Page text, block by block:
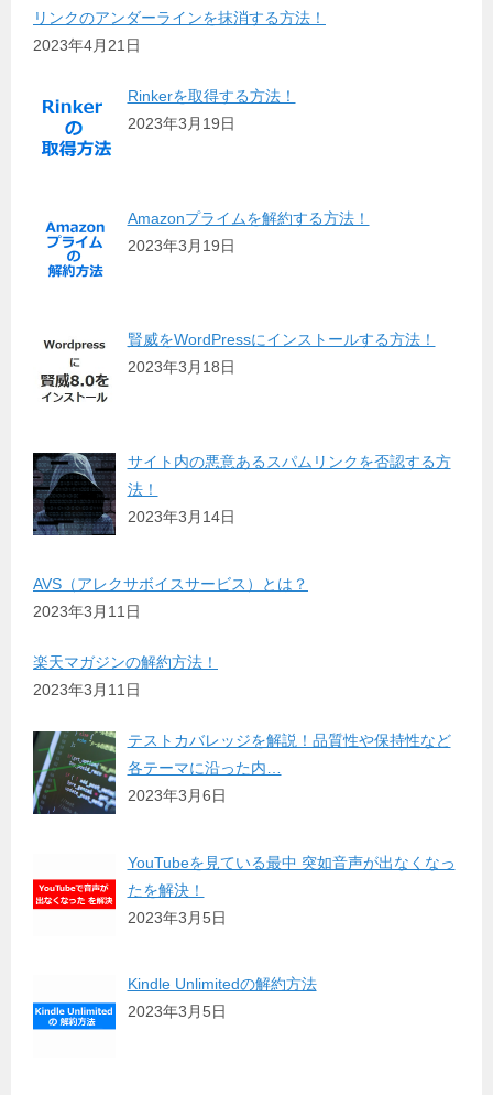
リンクのアンダーラインを抹消する方法！
2023年4月21日
Rinkerを取得する方法！
2023年3月19日
Amazonプライムを解約する方法！
2023年3月19日
賢威をWordPressにインストールする方法！
2023年3月18日
サイト内の悪意あるスパムリンクを否認する方
法！
2023年3月14日
AVS（アレクサボイスサービス）とは？
2023年3月11日
楽天マガジンの解約方法！
2023年3月11日
テストカバレッジを解説！品質性や保持性など
各テーマに沿った内…
2023年3月6日
YouTubeを見ている最中 突如音声が出なくなっ
たを解決！
2023年3月5日
Kindle Unlimitedの解約方法
2023年3月5日